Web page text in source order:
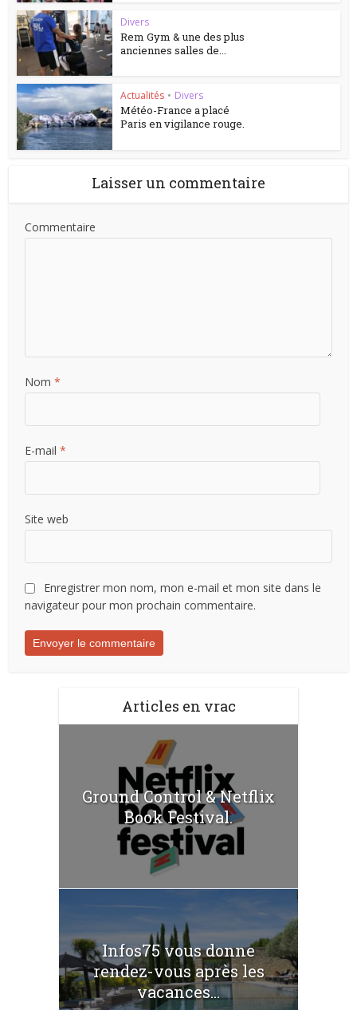
Divers
Rem Gym & une des plus
anciennes salles de...
Actualités • Divers
Météo-France a placé
Paris en vigilance rouge.
Laisser un commentaire
Commentaire
Nom*
E-mail*
Site web
Enregistrer mon nom, mon e-mail et mon site dans le
navigateur pour mon prochain commentaire.
Articles en vrac
Ground Control & Netflix
Book Festival.
Infos75 vous donne
rendez-vous après les
vacances...